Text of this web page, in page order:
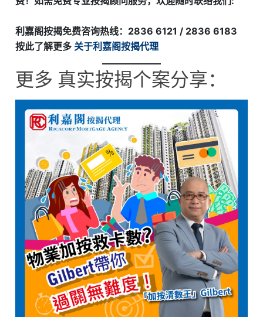
利嘉阁按揭免费咨询热线：2836 6121 / 2836 6183
按此了解更多 关于利嘉阁按揭代理
更多 真实按揭个案分享：